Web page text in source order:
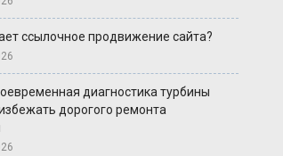
ссылочное продвижение сайта?
диагностика турбины
дорогого ремонта